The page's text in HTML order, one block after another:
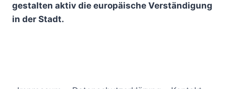
gestalten aktiv die europäische Verständigung
in der Stadt.